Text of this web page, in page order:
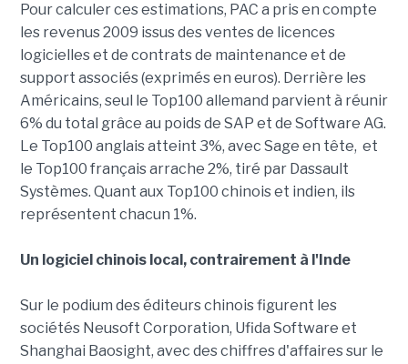
Pour calculer ces estimations, PAC a pris en compte
les revenus 2009 issus des ventes de licences
logicielles et de contrats de maintenance et de
support associés (exprimés en euros). Derrière les
Américains, seul le Top100 allemand parvient à réunir
6% du total grâce au poids de SAP et de Software AG.
Le Top100 anglais atteint 3%, avec Sage en tête, et
le Top100 français arrache 2%, tiré par Dassault
Systèmes. Quant aux Top100 chinois et indien, ils
représentent chacun 1%.
Un logiciel chinois local, contrairement à l'Inde
Sur le podium des éditeurs chinois figurent les
sociétés Neusoft Corporation, Ufida Software et
Shanghai Baosight, avec des chiffres d'affaires sur le